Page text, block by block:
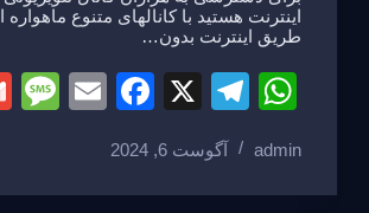
اینترنت هستید با کانالهای متنوع
طریق اینترنت بدون…
W
at
T
e
X
F
c
E
admin آگوست 6, 2024